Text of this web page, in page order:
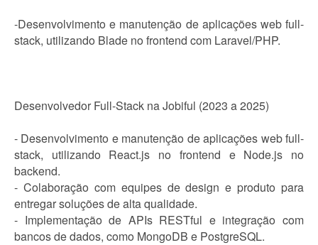
-Desenvolvimento e manutenção de aplicações web full-
stack, utilizando Blade no frontend com Laravel/PHP.
Desenvolvedor Full-Stack na Jobiful (2023 a 2025)
- Desenvolvimento e manutenção de aplicações web full-
stack, utilizando React.js no frontend e Node.js no
backend.
- Colaboração com equipes de design e produto para
entregar soluções de alta qualidade.
- Implementação de APIs RESTful e integração com
bancos de dados, como MongoDB e PostgreSQL.